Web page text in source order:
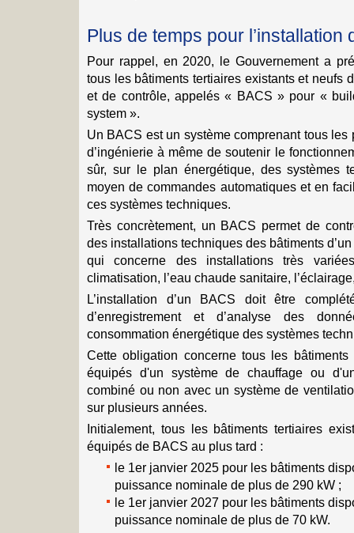
Plus de temps pour l’installation
Pour rappel, en 2020, le Gouvernement a
tous les bâtiments tertiaires existants et neufs
et de contrôle, appelés « BACS » pour «
system ».
Un BACS est un système comprenant tous
d’ingénierie à même de soutenir le
sûr, sur le plan énergétique, des systèmes
moyen de commandes automatiques et en
ces systèmes techniques.
Très concrètement, un BACS permet de
des installations techniques des bâtiments
qui concerne des installations très
climatisation, l’eau chaude sanitaire,
L’installation d’un BACS doit être
d’enregistrement et d’analyse des
consommation énergétique des systèmes
Cette obligation concerne tous les
équipés d'un système de chauffage ou
combiné ou non avec un système de
sur plusieurs années.
Initialement, tous les bâtiments tertiaires
équipés de BACS au plus tard :
le 1er janvier 2025 pour les bâtiments
puissance nominale de plus de 290 kW ;
le 1er janvier 2027 pour les bâtiments
puissance nominale de plus de 70 kW.